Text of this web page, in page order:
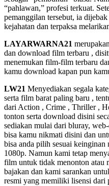
“pahlawan,” profesi terkuat.
pemanggilan tersebut, ia
kejahatan dan terpaksa
LAYARWARNA21
dan download film terbaru ,
menemukan film-film terbaru
kamu download kapan pun
LW21 Menyediakan segala
serta film barat paling baru ,
dari Action , Crime , Thriller ,
tonton serta download disini
sediakan mulai dari bluray,
bisa kamu nikmati disini dan
bisa anda pilih sesuai
1080p. Namun kami tetap
film untuk tidak menonton atau
bajakan dan kami sarankan
resmi yang memiliki lisensi dari